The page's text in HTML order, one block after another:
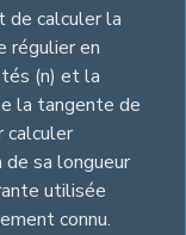
de calculer la
régulier en
(n) et la
la tangente de
calculer
sa longueur
utilisée
connu.